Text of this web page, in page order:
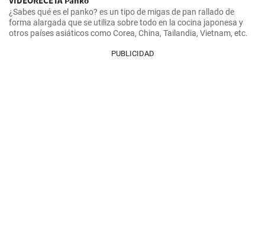
¿Sabes qué es el panko? es un tipo de migas de pan rallado de
forma alargada que se utiliza sobre todo en la cocina japonesa y
otros países asiáticos como Corea, China, Tailandia, Vietnam, etc.
PUBLICIDAD